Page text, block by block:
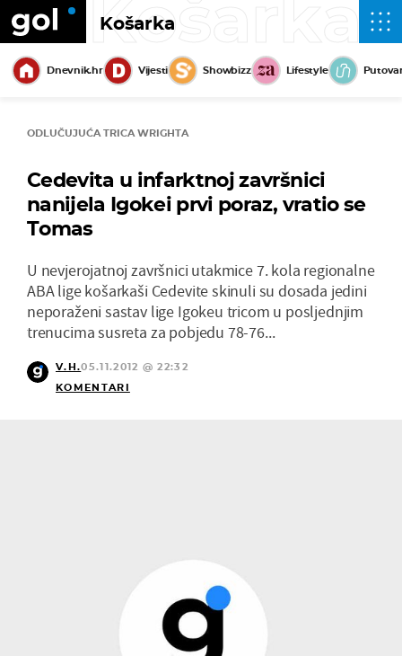
Košarka
Košarka
Dnevnik.hr Vijesti Showbizz Lifestyle
ODLUČUJUĆA TRICA WRIGHTA
Cedevita u infarktnoj završnici
nanijela Igokei prvi poraz, vratio se
Tomas
U nevjerojatnoj završnici utakmice 7. kola regionalne
ABA lige košarkaši Cedevite skinuli su dosada jedini
neporaženi sastav lige Igokeu tricom u posljednjim
trenucima susreta za pobjedu 78-76...
V.H.05.11.2012 @ 22:32
KOMENTARI